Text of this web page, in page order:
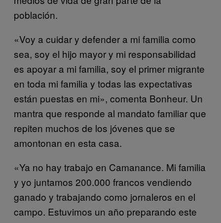
población.
«Voy a cuidar y defender a mi familia como
sea, soy el hijo mayor y mi responsabilidad
es apoyar a mi familia, soy el primer migrante
en toda mi familia y todas las expectativas
están puestas en mi», comenta Bonheur. Un
mantra que responde al mandato familiar que
repiten muchos de los jóvenes que se
amontonan en esta casa.
«Ya no hay trabajo en Camanance. Mi familia
y yo juntamos 200.000 francos vendiendo
ganado y trabajando como jornaleros en el
campo. Estuvimos un año preparando este